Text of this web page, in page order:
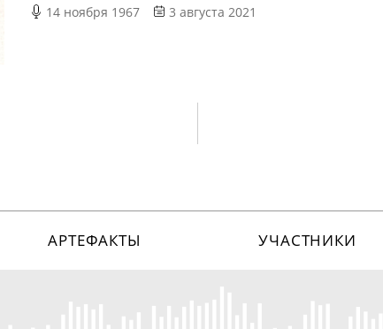
14 ноября 1967 3 августа 2021
АРТЕФАКТЫ УЧАСТНИКИ